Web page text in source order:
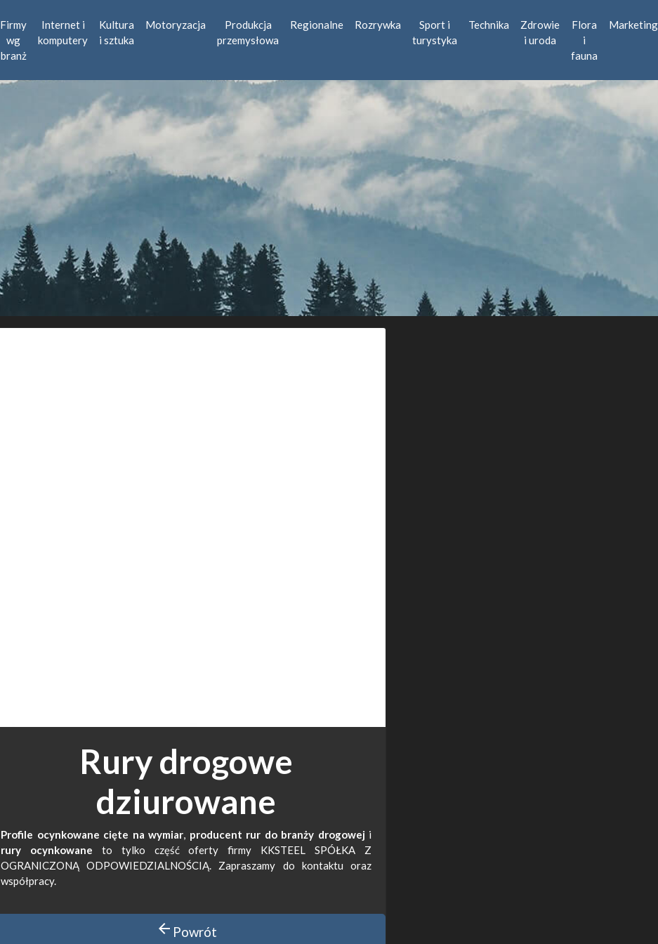
Firmy
wg
branż
Internet i
komputery
Kultura
i sztuka
Motoryzacja
Produkcja
przemysłowa
Regionalne Rozrywka
Sport i
turystyka
Technika
Zdrowie
i uroda
Flora
i
fauna
Marketing
Rury drogowe
dziurowane
Profile ocynkowane cięte na wymiar, producent rur do branży drogowej i
rury ocynkowane to tylko część oferty firmy KKSTEEL SPÓŁKA Z
OGRANICZONĄ ODPOWIEDZIALNOŚCIĄ. Zapraszamy do kontaktu oraz
współpracy.
arrow_back Powrót